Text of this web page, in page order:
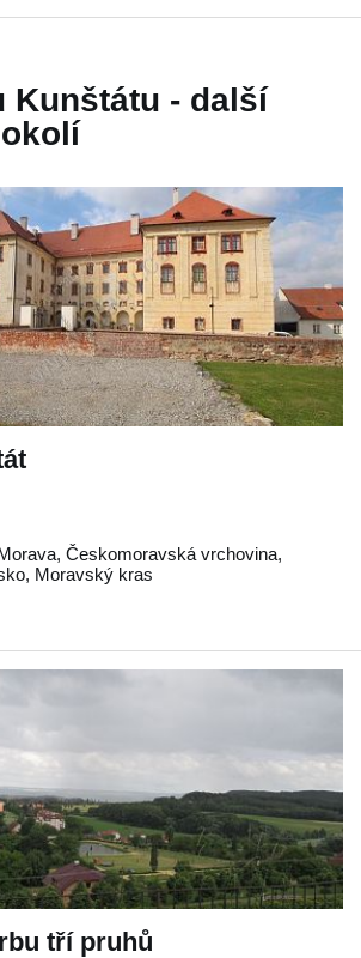
Kunštátu - další
, Českomoravská vrchovina,
, Moravský kras
tří pruhů